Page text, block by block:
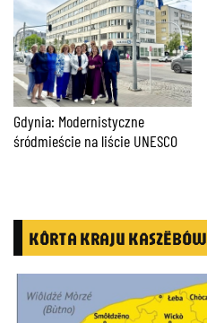
Gdynia: Modernistyczne
śródmieście na liście UNESCO
KÔRTA KRAJU KASZËBÓW